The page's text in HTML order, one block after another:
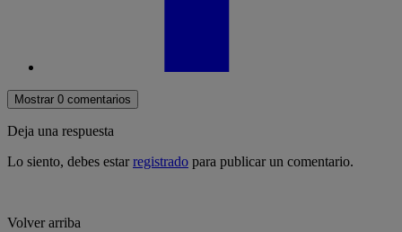
Mostrar 0 comentarios
Deja una respuesta
Lo siento, debes estarregistrado para publicar un comentario.
Volver arriba